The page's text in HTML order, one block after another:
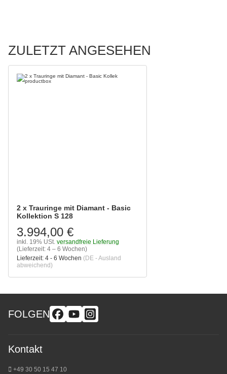
ZULETZT ANGESEHEN
2 x Trauringe mit Diamant - Basic
Kollektion S 128
3.994,00 €
inkl. 19% USt. versandfreie Lieferung
(Lieferzeit: 4 – 6 Wochen)
Lieferzeit: 4 - 6 Wochen (DE - Ausland
abweichend)
FOLGEN
Kontakt
+49 30 50 15 47 10